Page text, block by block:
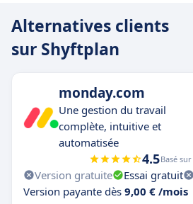
Alternatives clients
sur Shyftplan
monday.com
Une gestion du travail
complète, intuitive et
automatisée
4.5Basé sur
Version gratuite Essai gratuit
Version payante dès 9,00 € /mois